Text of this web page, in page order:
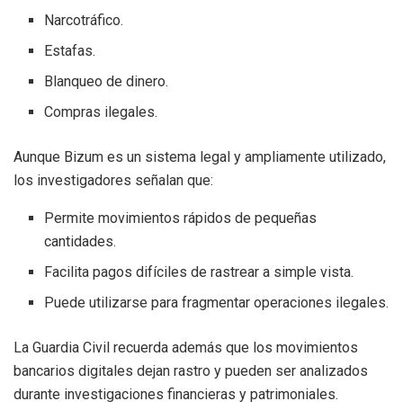
Narcotráfico.
Estafas.
Blanqueo de dinero.
Compras ilegales.
Aunque Bizum es un sistema legal y ampliamente utilizado,
los investigadores señalan que:
Permite movimientos rápidos de pequeñas
cantidades.
Facilita pagos difíciles de rastrear a simple vista.
Puede utilizarse para fragmentar operaciones ilegales.
La Guardia Civil recuerda además que los movimientos
bancarios digitales dejan rastro y pueden ser analizados
durante investigaciones financieras y patrimoniales.